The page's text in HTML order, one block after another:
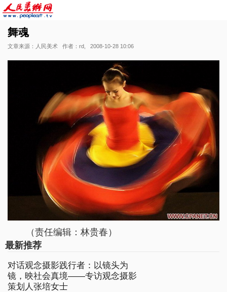
舞魂
文章来源：人民美术 作者：rd, 2008-10-28 10:06
（责任编辑：林贵春）
最新推荐
对话观念摄影践行者：以镜头为
镜，映社会真境——专访观念摄影
策划人张培女士